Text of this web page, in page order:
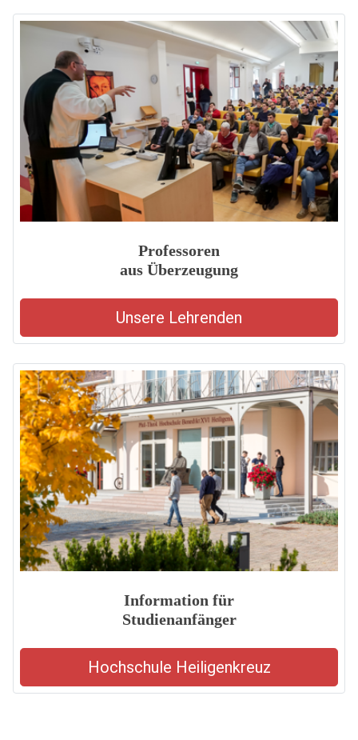
Professoren
aus Überzeugung
Unsere Lehrenden
Information für
Studienanfänger
Hochschule Heiligenkreuz